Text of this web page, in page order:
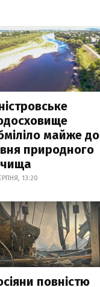
майже до
природного
13:20
повністю